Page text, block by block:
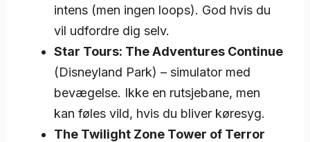
intens (men ingen loops). God hvis du
vil udfordre dig selv.
Star Tours: The Adventures Continue
(Disneyland Park) – simulator med
bevægelse. Ikke en rutsjebane, men
kan føles vild, hvis du bliver køresyg.
The Twilight Zone Tower of Terror